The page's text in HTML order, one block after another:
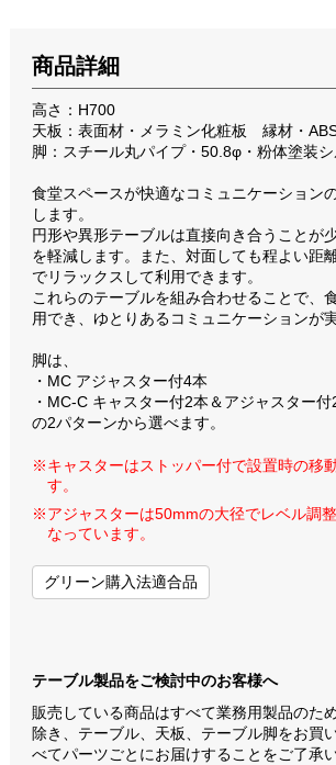
商品詳細
高さ：H700
天板：表面材・メラミン化粧板 縁材・
脚：スチール丸パイプ・50.8φ・粉体塗装
食堂スペースが快適なコミュニケーション
します。
円形や異形テーブルは直接向き合うことが
を軽減します。また、対面しても程よい距
でリラックスして利用できます。
これらのテーブルを組み合わせることで、
用でき、ゆとりあるコミュニケーションが
脚は、
・MC アジャスター付4本
・MC-C キャスター付2本＆アジャスター付
の2パターンから選べます。
※キャスターはストッパー付で設置時の移
す。
※アジャスターは50mmの大径でレベル調
なっています。
グリーン購入法適合品
テーブル製品をご検討中のお客様へ
販売している商品はすべて業務用製品のた
除き、テーブル、天板、テーブル脚をお買
べてパーツごとにお届けすることをご了承